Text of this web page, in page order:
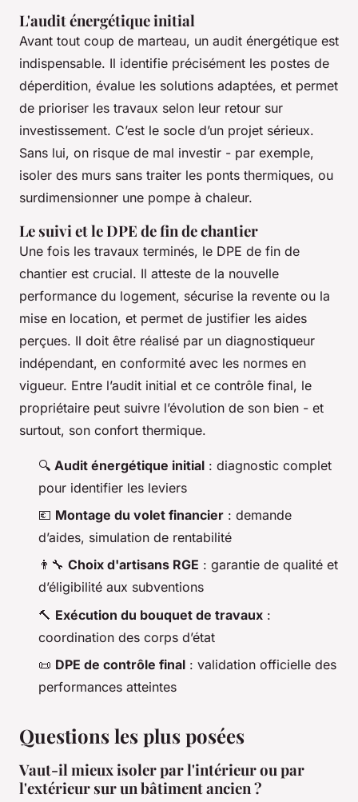
L'audit énergétique initial
Avant tout coup de marteau, un audit énergétique est
indispensable. Il identifie précisément les postes de
déperdition, évalue les solutions adaptées, et permet
de prioriser les travaux selon leur retour sur
investissement. C’est le socle d’un projet sérieux.
Sans lui, on risque de mal investir - par exemple,
isoler des murs sans traiter les ponts thermiques, ou
surdimensionner une pompe à chaleur.
Le suivi et le DPE de fin de chantier
Une fois les travaux terminés, le DPE de fin de
chantier est crucial. Il atteste de la nouvelle
performance du logement, sécurise la revente ou la
mise en location, et permet de justifier les aides
perçues. Il doit être réalisé par un diagnostiqueur
indépendant, en conformité avec les normes en
vigueur. Entre l’audit initial et ce contrôle final, le
propriétaire peut suivre l’évolution de son bien - et
surtout, son confort thermique.
🔍 Audit énergétique initial : diagnostic complet
pour identifier les leviers
💶 Montage du volet financier : demande
d’aides, simulation de rentabilité
👨‍🔧 Choix d'artisans RGE : garantie de qualité et
d’éligibilité aux subventions
🔨 Exécution du bouquet de travaux :
coordination des corps d’état
📜 DPE de contrôle final : validation officielle des
performances atteintes
Questions les plus posées
Vaut-il mieux isoler par l'intérieur ou par
l'extérieur sur un bâtiment ancien ?